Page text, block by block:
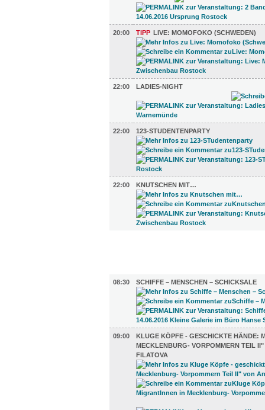
20:00 TIPP LIVE: MOMOFOKO (SCHWEDEN)
22:00 LADIES-NIGHT
22:00 123-STUDENTENPARTY
22:00 KNUTSCHEN MIT…
08:30
SCHIFFE – MENSCHEN – SCHICKSALE
09:00
KLUGE KÖPFE - GESCHICKTE HÄNDE:
MECKLENBURG- VORPOMMERN TEIL
FILATOVA